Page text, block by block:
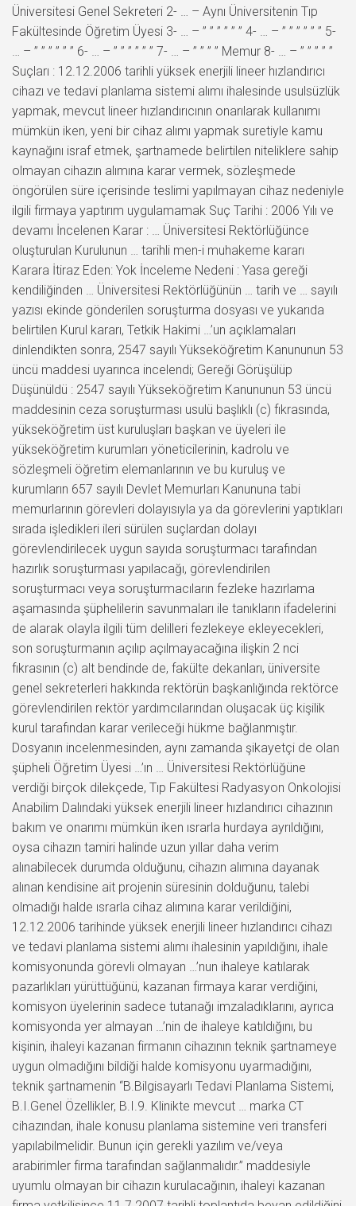
Üniversitesi Genel Sekreteri 2- … – Aynı Üniversitenin Tıp
Fakültesinde Öğretim Üyesi 3- … – ” ” ” ” ” ” 4- … – ” ” ” ” ” ” 5-
… – ” ” ” ” ” ” 6- … – ” ” ” ” ” ” 7- … – ” ” ” ” Memur 8- … – ” ” ” ” ”
Suçları : 12.12.2006 tarihli yüksek enerjili lineer hızlandırıcı
cihazı ve tedavi planlama sistemi alımı ihalesinde usulsüzlük
yapmak, mevcut lineer hızlandırıcının onarılarak kullanımı
mümkün iken, yeni bir cihaz alımı yapmak suretiyle kamu
kaynağını israf etmek, şartnamede belirtilen niteliklere sahip
olmayan cihazın alımına karar vermek, sözleşmede
öngörülen süre içerisinde teslimi yapılmayan cihaz nedeniyle
ilgili firmaya yaptırım uygulamamak Suç Tarihi : 2006 Yılı ve
devamı İncelenen Karar : … Üniversitesi Rektörlüğünce
oluşturulan Kurulunun … tarihli men-i muhakeme kararı
Karara İtiraz Eden: Yok İnceleme Nedeni : Yasa gereği
kendiliğinden … Üniversitesi Rektörlüğünün … tarih ve … sayılı
yazısı ekinde gönderilen soruşturma dosyası ve yukarıda
belirtilen Kurul kararı, Tetkik Hakimi …’un açıklamaları
dinlendikten sonra, 2547 sayılı Yükseköğretim Kanununun 53
üncü maddesi uyarınca incelendi; Gereği Görüşülüp
Düşünüldü : 2547 sayılı Yükseköğretim Kanununun 53 üncü
maddesinin ceza soruşturması usulü başlıklı (c) fıkrasında,
yükseköğretim üst kuruluşları başkan ve üyeleri ile
yükseköğretim kurumları yöneticilerinin, kadrolu ve
sözleşmeli öğretim elemanlarının ve bu kuruluş ve
kurumların 657 sayılı Devlet Memurları Kanununa tabi
memurlarının görevleri dolayısıyla ya da görevlerini yaptıkları
sırada işledikleri ileri sürülen suçlardan dolayı
görevlendirilecek uygun sayıda soruşturmacı tarafından
hazırlık soruşturması yapılacağı, görevlendirilen
soruşturmacı veya soruşturmacıların fezleke hazırlama
aşamasında şüphelilerin savunmaları ile tanıkların ifadelerini
de alarak olayla ilgili tüm delilleri fezlekeye ekleyecekleri,
son soruşturmanın açılıp açılmayacağına ilişkin 2 nci
fıkrasının (c) alt bendinde de, fakülte dekanları, üniversite
genel sekreterleri hakkında rektörün başkanlığında rektörce
görevlendirilen rektör yardımcılarından oluşacak üç kişilik
kurul tarafından karar verileceği hükme bağlanmıştır.
Dosyanın incelenmesinden, aynı zamanda şikayetçi de olan
şüpheli Öğretim Üyesi …’ın … Üniversitesi Rektörlüğüne
verdiği birçok dilekçede, Tıp Fakültesi Radyasyon Onkolojisi
Anabilim Dalındaki yüksek enerjili lineer hızlandırıcı cihazının
bakım ve onarımı mümkün iken ısrarla hurdaya ayrıldığını,
oysa cihazın tamiri halinde uzun yıllar daha verim
alınabilecek durumda olduğunu, cihazın alımına dayanak
alınan kendisine ait projenin süresinin dolduğunu, talebi
olmadığı halde ısrarla cihaz alımına karar verildiğini,
12.12.2006 tarihinde yüksek enerjili lineer hızlandırıcı cihazı
ve tedavi planlama sistemi alımı ihalesinin yapıldığını, ihale
komisyonunda görevli olmayan …’nun ihaleye katılarak
pazarlıkları yürüttüğünü, kazanan firmaya karar verdiğini,
komisyon üyelerinin sadece tutanağı imzaladıklarını, ayrıca
komisyonda yer almayan …’nin de ihaleye katıldığını, bu
kişinin, ihaleyi kazanan firmanın cihazının teknik şartnameye
uygun olmadığını bildiği halde komisyonu uyarmadığını,
teknik şartnamenin “B.Bilgisayarlı Tedavi Planlama Sistemi,
B.I.Genel Özellikler, B.I.9. Klinikte mevcut … marka CT
cihazından, ihale konusu planlama sistemine veri transferi
yapılabilmelidir. Bunun için gerekli yazılım ve/veya
arabirimler firma tarafından sağlanmalıdır.” maddesiyle
uyumlu olmayan bir cihazın kurulacağının, ihaleyi kazanan